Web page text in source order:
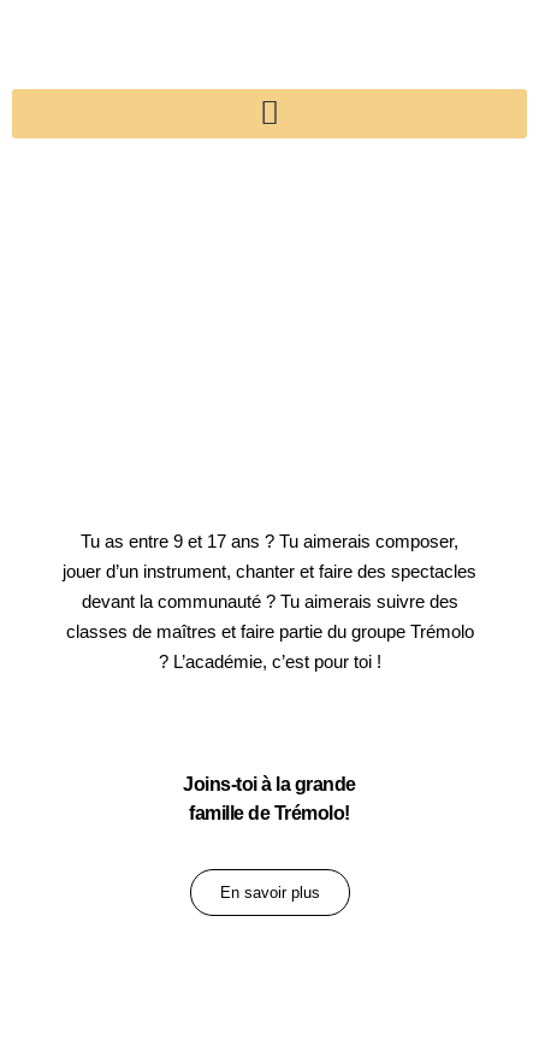
Tu as entre 9 et 17 ans ? Tu aimerais composer,
jouer d’un instrument, chanter et faire des spectacles
devant la communauté ? Tu aimerais suivre des
classes de maîtres et faire partie du groupe Trémolo
? L’académie, c’est pour toi !
Joins-toi à la grande
famille de Trémolo!
En savoir plus